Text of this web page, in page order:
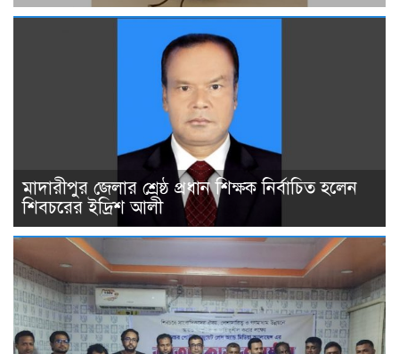
মাদারীপুর জেলার শ্রেষ্ঠ প্রধান শিক্ষক নির্বাচিত হলেন
শিবচরের ইদ্রিশ আলী